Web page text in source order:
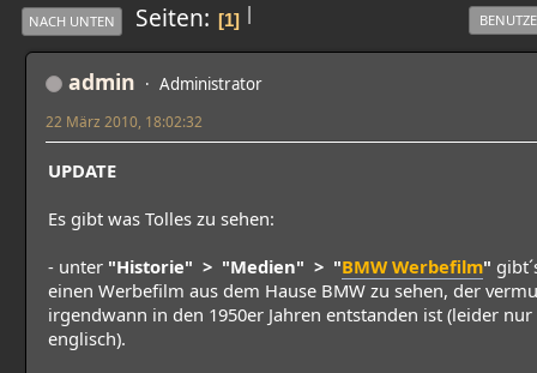
|
NACH UNTEN Seiten 1
admin Administrator
22 März 2010, 18:02:32
UPDATE
Es gibt was Tolles zu sehen:
- unter "Historie" > "Medien" > "BMW Werbefilm"
einen Werbefilm aus dem Hause BMW zu sehen, der
irgendwann in den 1950er Jahren entstanden ist (leider nur
englisch).